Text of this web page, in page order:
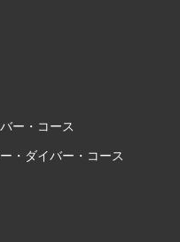
ー・コース
・ダイバー・コース